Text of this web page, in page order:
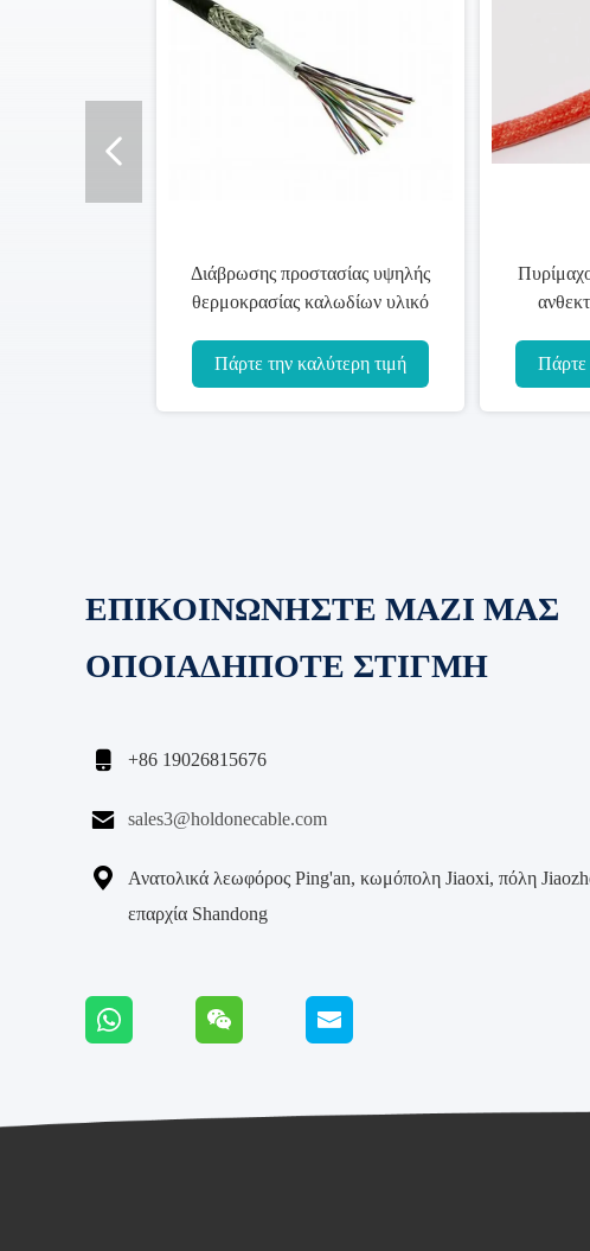
Διάβρωσης προστασίας υψηλής
θερμοκρασίας καλωδίων υλικό
Πάρτε την καλύτερη τιμή
Πάρτε
ΕΠΙΚΟΙΝΩΝΗΣΤΕ ΜΑΖΙ ΜΑΣ
ΟΠΟΙΑΔΗΠΟΤΕ ΣΤΙΓΜΗ
 +86 19026815676
 sales3@holdonecable.com

Ανατολικά λεωφόρος Ping'an, κωμόπολη Jiaoxi, πόλη
επαρχία Shandong